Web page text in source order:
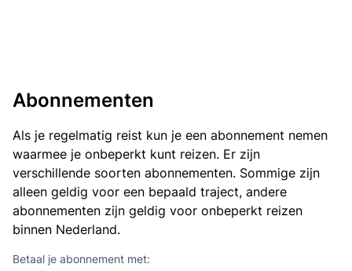
Abonnementen
Als je regelmatig reist kun je een abonnement nemen
waarmee je onbeperkt kunt reizen. Er zijn
verschillende soorten abonnementen. Sommige zijn
alleen geldig voor een bepaald traject, andere
abonnementen zijn geldig voor onbeperkt reizen
binnen Nederland.
Betaal je abonnement met: